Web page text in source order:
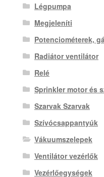
Légpumpa
Megjeleníti
Potenciométerek,
Radiátor ventilátor
Relé
Sprinkler motor és
Szarvak Szarvak
Szívócsappantyúk
Vákuumszelepek
Ventilátor vezérlők
Vezérlőegységek